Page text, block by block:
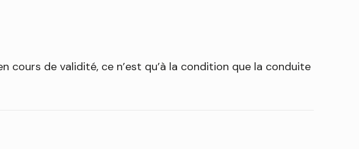
cours de validité, ce n’est qu’à la condition que la conduite